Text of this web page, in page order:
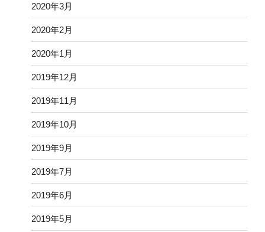
2020年3月
2020年2月
2020年1月
2019年12月
2019年11月
2019年10月
2019年9月
2019年7月
2019年6月
2019年5月